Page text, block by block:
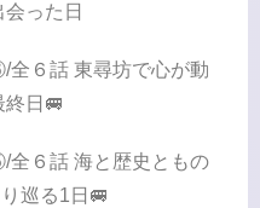
った日
全６話 東尋坊で心が動
日🚐
全６話 海と歴史ともの
巡る1日🚐